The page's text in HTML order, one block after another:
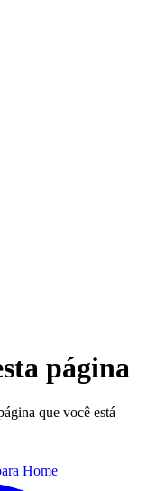
página
que você está
Home